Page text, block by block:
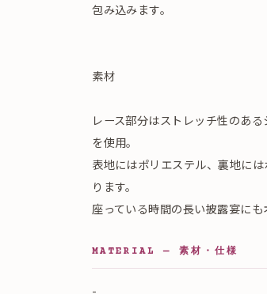
包み込みます。
素材
レース部分はストレッチ性のあ
を使用。
表地にはポリエステル、裏地に
ります。
座っている時間の長い披露宴にも
MATERIAL — 素材・仕様
-